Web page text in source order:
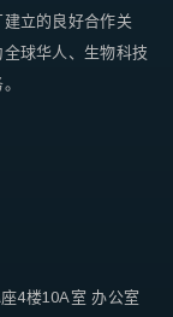
立的良好合作关
球华人、生物科技
4楼10A室 办公室